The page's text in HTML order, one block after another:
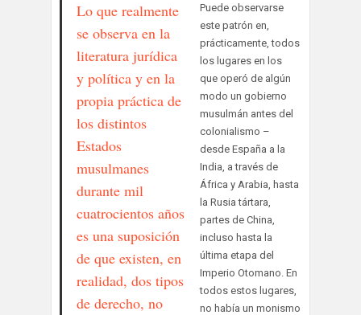
Lo que realmente
se observa en la
literatura jurídica
y política y en la
propia práctica de
los distintos
Estados
musulmanes
durante mil
cuatrocientos años
es una suposición
de que existen, en
realidad, dos tipos
de derecho, no
Puede observarse
este patrón en,
prácticamente, todos
los lugares en los
que operó de algún
modo un gobierno
musulmán antes del
colonialismo –
desde España a la
India, a través de
África y Arabia, hasta
la Rusia tártara,
partes de China,
incluso hasta la
última etapa del
Imperio Otomano. En
todos estos lugares,
no había un monismo